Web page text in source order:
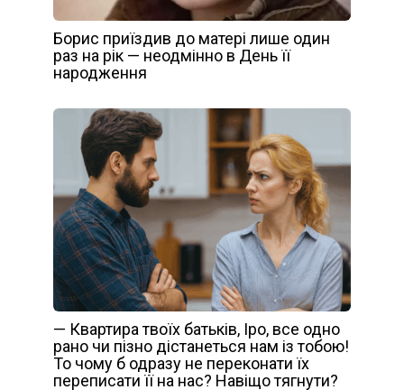
Борис приїздив до матері лише один
раз на рік — неодмінно в День її
народження
— Квартира твоїх батьків, Іро, все одно
рано чи пізно дістанеться нам із тобою!
То чому б одразу не переконати їх
переписати її на нас? Навіщо тягнути?